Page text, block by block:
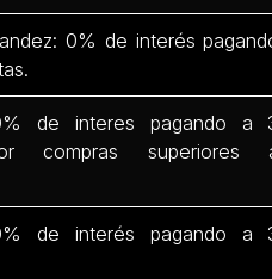
0% de interés
de interes pagando a
compras superiores
de interés pagando a